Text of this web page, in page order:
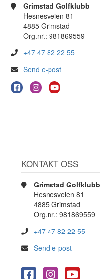
Grimstad Golfklubb
Hesnesveien 81
4885 Grimstad
Org.nr.: 981869559
+47 47 82 22 55
Send e-post
KONTAKT OSS
Grimstad Golfklubb
Hesnesveien 81
4885 Grimstad
Org.nr.: 981869559
+47 47 82 22 55
Send e-post